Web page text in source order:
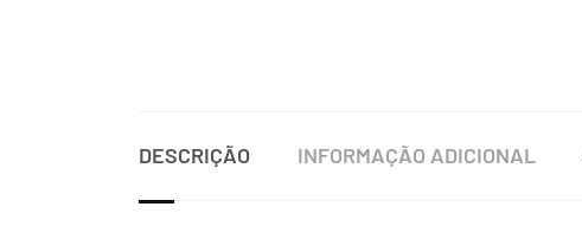
DESCRIÇÃO INFORMAÇÃO ADICIONAL